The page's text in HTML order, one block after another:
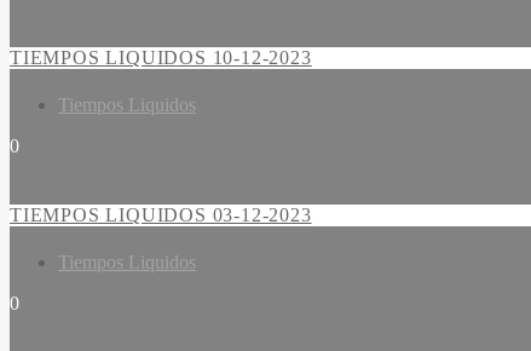
TIEMPOS LIQUIDOS 10-12-2023
Tiempos Liquidos
0
TIEMPOS LIQUIDOS 03-12-2023
Tiempos Liquidos
0